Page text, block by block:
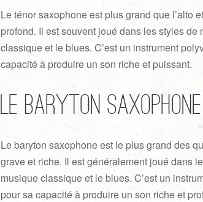
Le ténor saxophone est plus grand que l’alto
profond. Il est souvent joué dans les styles
classique et le blues. C’est un instrument
capacité à produire un son riche et puissant.
Le baryton saxophone
Le baryton saxophone est le plus grand des
grave et riche. Il est généralement joué dans
musique classique et le blues. C’est un
pour sa capacité à produire un son riche et